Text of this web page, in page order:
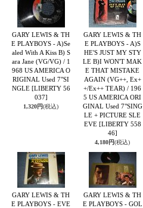
GARY LEWIS & TH
E PLAYBOYS - A)Se
aled With A Kiss B) S
ara Jane (VG/VG) / 1
968 US AMERICA O
RIGINAL Used 7"SI
NGLE [LIBERTY 56
037]
1,320円(税込)
GARY LEWIS & TH
E PLAYBOYS - A)S
HE'S JUST MY STY
LE B)I WON'T MAK
E THAT MISTAKE
AGAIN (VG++, Ex+
+/Ex++ TEAR) / 196
5 US AMERICA ORI
GINAL Used 7"SING
LE + PICTURE SLE
EVE [LIBERTY 558
46]
4,180円(税込)
GARY LEWIS & TH
E PLAYBOYS - EVE
GARY LEWIS & TH
E PLAYBOYS - GOL